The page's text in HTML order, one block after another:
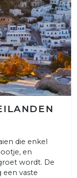
die enkel
en
wordt. De
een vaste